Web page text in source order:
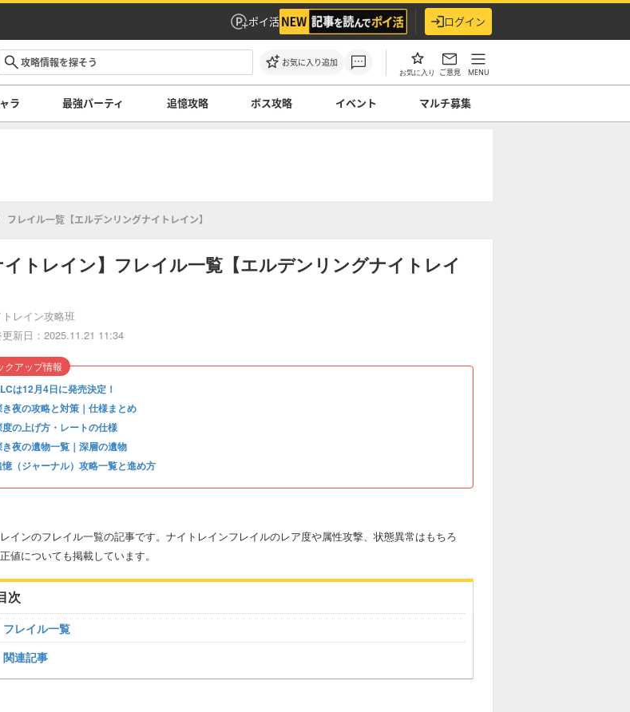
ポイ活 ログイン
お気に入り追加
お気に入り ご意見 MENU
ラ 最強パーティ 追憶攻略 ボス攻略 イベント マルチ募集
フレイル一覧【エルデンリングナイトレイン】
イトレイン】フレイル一覧【エルデンリングナイトレイ
レイン攻略班
新日：2025.11.21 11:34
は12月4日に発売決定！
き夜の攻略と対策｜仕様まとめ
度の上げ方・レートの仕様
き夜の遺物一覧｜深層の遺物
憶（ジャーナル）攻略一覧と進め方
クアップ情報
インのフレイル一覧の記事です。ナイトレインフレイルのレア度や属性攻撃、状態異常はもちろ
値についても掲載しています。
次
フレイル一覧
関連記事